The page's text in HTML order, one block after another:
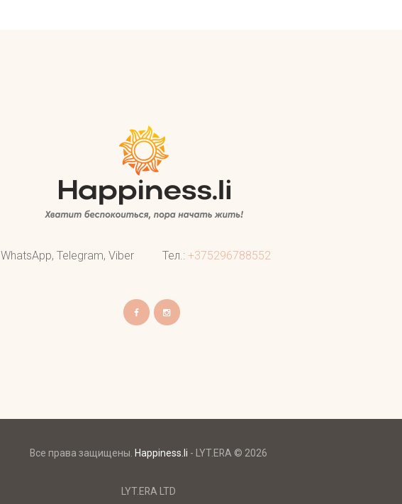
Тел.: +375296788552
WhatsApp, Telegram, Viber
Все права защищены. Happiness.li - LYT.ERA © 2026
LYT.ERA LTD